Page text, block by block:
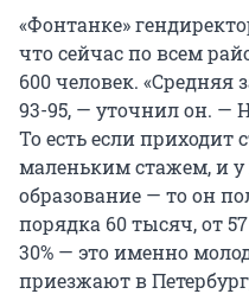
«Фонтанке»
что сейчас по всем
600 человек. «Средняя
93-95, — уточнил он. —
То есть если приходит
маленьким стажем, и
образование — то он
порядка 60 тысяч, от
30% — это именно
приезжают в